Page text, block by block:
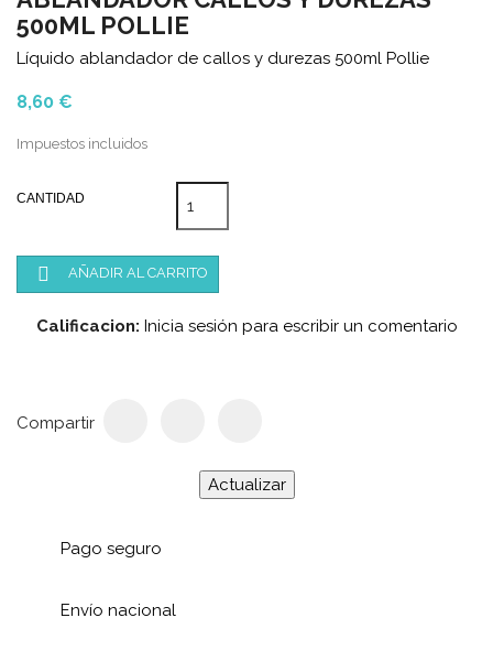
500ML POLLIE
Líquido ablandador de callos y durezas 500ml Pollie
8,60 €
Impuestos incluidos
CANTIDAD
 AÑADIR AL CARRITO
Calificacion: Inicia sesión para escribir un comentario
Compartir
Pago seguro
Envío nacional